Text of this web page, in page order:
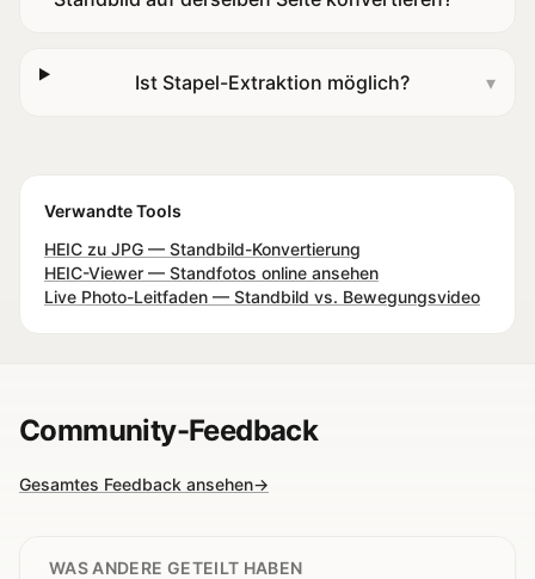
Ist Stapel-Extraktion möglich? ▾
Verwandte Tools
HEIC zu JPG — Standbild-Konvertierung
HEIC-Viewer — Standfotos online ansehen
Live Photo-Leitfaden — Standbild vs. Bewegungsvideo
Community-Feedback
Gesamtes Feedback ansehen→
WAS ANDERE GETEILT HABEN